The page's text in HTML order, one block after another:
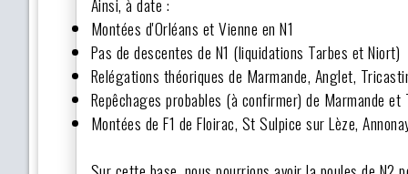
Ainsi, à date :
Montées d'Orléans et Vienne en N1
Pas de descentes de N1 (liquidations Tarbes et Niort)
Relégations théoriques de Marmande, Anglet,
Repêchages probables (à confirmer) de Marmande
Montées de F1 de Floirac, St Sulpice sur Lèze,